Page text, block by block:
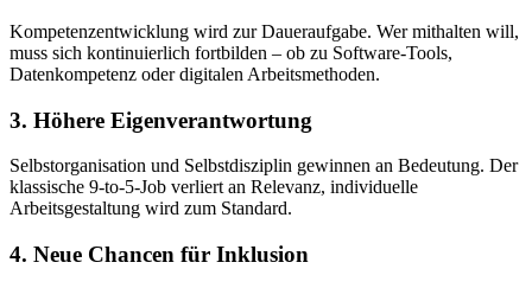
Kompetenzentwicklung wird zur Daueraufgabe. Wer mithalten will,
muss sich kontinuierlich fortbilden – ob zu Software-Tools,
Datenkompetenz oder digitalen Arbeitsmethoden.
3. Höhere Eigenverantwortung
Selbstorganisation und Selbstdisziplin gewinnen an Bedeutung. Der
klassische 9-to-5-Job verliert an Relevanz, individuelle
Arbeitsgestaltung wird zum Standard.
4. Neue Chancen für Inklusion